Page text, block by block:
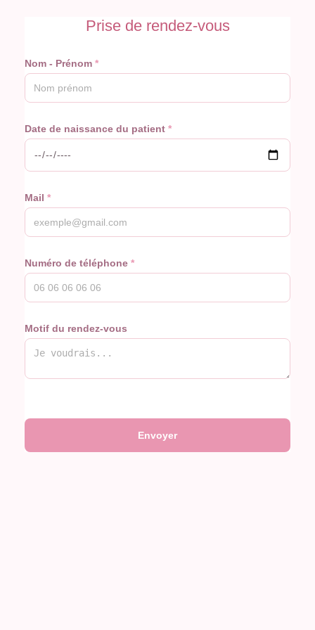
Prise de rendez-vous
Nom - Prénom
Date de naissance du patient
Mail
Numéro de téléphone
Motif du rendez-vous
Envoyer